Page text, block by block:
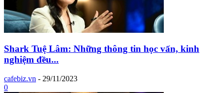
Shark Tuệ Lâm: Những thông tin học vấn, kinh
nghiệm đều...
cafebiz.vn - 29/11/2023
0